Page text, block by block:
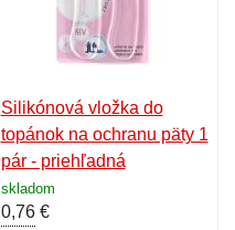
Silikónová vložka do
topánok na ochranu päty 1
pár - priehľadná
skladom
0,76€